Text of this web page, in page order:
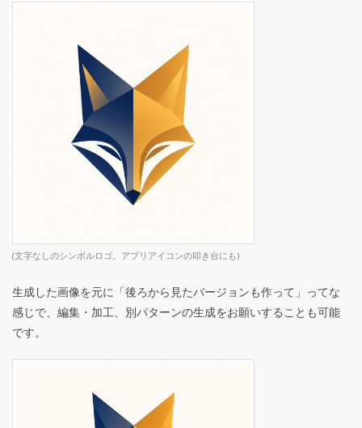
(文字なしのシンボルロゴ。アプリアイコンの叩き台にも)
生成した画像を元に「後ろから見たバージョンも作って」ってな
感じで、編集・加工、別パターンの生成をお願いすることも可能
です。